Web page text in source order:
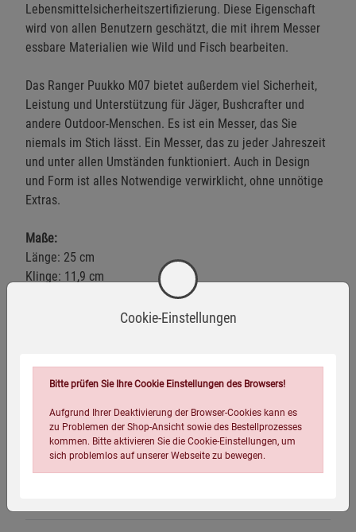
Lebensmittelsicherheitszertifizierung. Diese Eigenschaft
wird von allen Benutzern geschätzt, die mit ihrem Messer
essbare Materialien wie Wild und Fisch bearbeiten.
Das Ranger Puukko M07 bietet außerdem viel Sicherheit,
Leistung und Unterstützung für Jäger, Bushcrafter und
andere Outdoor-Menschen. Es ist ein Messer, das Sie
niemals im Stich lässt. Ein Messer, das zu jeder Jahreszeit
und unter allen Umständen funktioniert. Auch in Design
und Form ist alles Notwendige verwirklicht, ohne unnötige
Extras.
Maße:
Länge: 25 cm
Klinge: 11,9 cm
Griff: thermoplastisches Elastomer (TPE)
Gürtelschlaufe mit MOLLE- und PALS-Systemen kompatibel
Klinge: 80CrV2-Kohlenstoffstahl
Gewicht:180 g
Hergestellt in Finnland
Cookie-Einstellungen
Bitte prüfen Sie Ihre Cookie Einstellungen des Browsers!
Aufgrund Ihrer Deaktivierung der Browser-Cookies kann es
zu Problemen der Shop-Ansicht sowie des Bestellprozesses
kommen. Bitte aktivieren Sie die Cookie-Einstellungen, um
sich problemlos auf unserer Webseite zu bewegen.